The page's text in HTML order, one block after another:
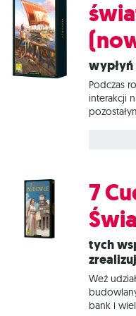
rozwoju.
karty
rozgrywkę
Podczas
interakcji
Dzięki
wchodzą
osobami
stale
na stole!
kart wysp
nowe
7
Tych wspaniałych projektów nie
Weź
bank i